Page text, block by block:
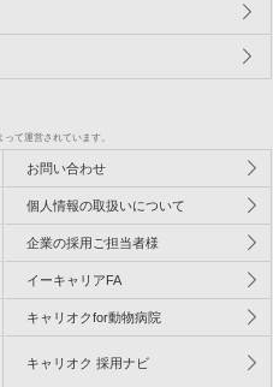
て運営されています。
お問い合わせ
個人情報の取扱いについて
企業の採用ご担当者様
イーキャリアFA
キャリオクfor動物病院
キャリオク 採用ナビ